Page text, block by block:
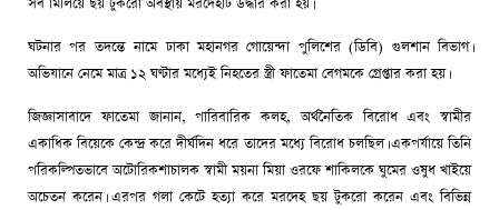
সব মিলিয়ে ছয় টুকরো অবস্থায় মরদেহটি উদ্ধার করা হয়।
ঘটনার পর তদন্তে নামে ঢাকা মহানগর গোয়েন্দা পুলিশের (ডিবি) গুলশান বিভাগ।
অভিযানে নেমে মাত্র ১২ ঘণ্টার মধ্যেই নিহতের স্ত্রী ফাতেমা বেগমকে গ্রেপ্তার করা হয়।
জিজ্ঞাসাবাদে ফাতেমা জানান, পারিবারিক কলহ, অর্থনৈতিক বিরোধ এবং স্বামীর
একাধিক বিয়েকে কেন্দ্র করে দীর্ঘদিন ধরে তাদের মধ্যে বিরোধ চলছিল। একপর্যায়ে তিনি
পরিকল্পিতভাবে অটোরিকশাচালক স্বামী ময়না মিয়া ওরফে শাকিলকে ঘুমের ওষুধ খাইয়ে
অচেতন করেন। এরপর গলা কেটে হত্যা করে মরদেহ ছয় টুকরো করেন এবং বিভিন্ন